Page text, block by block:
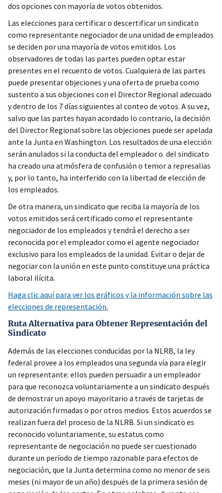
dos opciones con mayoría de votos obtenidos.
Las elecciones para certificar o descertificar un sindicato
como representante negociador de una unidad de empleados
se deciden por una mayoría de votos emitidos. Los
observadores de todas las partes pueden optar estar
presentes en el recuento de votos. Cualquiera de las partes
puede presentar objeciones y una oferta de prueba como
sustento a sus objeciones con el Director Regional adecuado
y dentro de los 7 días siguientes al conteo de votos. A su vez,
salvo que las partes hayan acordado lo contrario, la decisión
del Director Regional sobre las objeciones puede ser apelada
ante la Junta en Washington. Los resultados de una elección
serán anulados si la conducta del empleador o del sindicato
ha creado una atmósfera de confusión o temor a represalias
y, por lo tanto, ha interferido con la libertad de elección de
los empleados.
De otra manera, un sindicato que reciba la mayoría de los
votos emitidos será certificado como el representante
negociador de los empleados y tendrá el derecho a ser
reconocida por el empleador como el agente negociador
exclusivo para los empleados de la unidad. Evitar o dejar de
negociar con la unión en este punto constituye una práctica
laboral ilícita.
Haga clic aquí para ver los gráficos y la información sobre las
elecciones de representación.
Ruta Alternativa para Obtener Representación del
Sindicato
Además de las elecciones conducidas por la NLRB, la ley
federal provee a los empleados una segunda vía para elegir
un representante: ellos pueden persuadir a un empleador
para que reconozca voluntariamente a un sindicato después
de demostrar un apoyo mayoritario a través de tarjetas de
autorización firmadas o por otros medios. Estos acuerdos se
realizan fuera del proceso de la NLRB. Si un sindicato es
reconocido voluntariamente, su estatus como
representante de negociación no puede ser cuestionado
durante un período de tiempo razonable para efectos de
negociación, que la Junta determina como no menor de seis
meses (ni mayor de un año) después de la primera sesión de